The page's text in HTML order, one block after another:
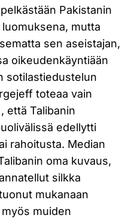
Pakistanin
mutta
sen aseistajan,
oikeudenkäyntiään
sotilastiedustelun
toteaa vain
että Talibanin
edellytti
rahoitusta. Median
oma kuvaus,
silkka
mukanaan
muiden